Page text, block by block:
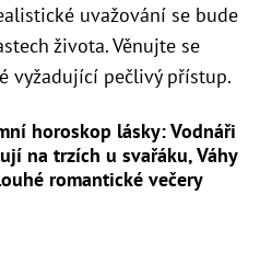
uvažování se bude
života. Věnujte se
vyžadující pečlivý přístup.
horoskop lásky: Vodnáři
na trzích u svařáku, Váhy
romantické večery